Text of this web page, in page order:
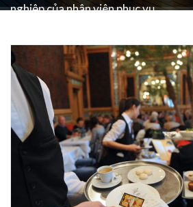
nghiệp của nhân viên phục vụ